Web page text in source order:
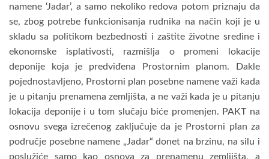
namene ‘Jadar’, a samo nekoliko redova potom priznaju da
se, zbog potrebe funkcionisanja rudnika na način koji je u
skladu sa politikom bezbednosti i zaštite životne sredine i
ekonomske isplativosti, razmišlja o promeni lokacije
deponije koja je predviđena Prostornim planom. Dakle
pojednostavljeno, Prostorni plan posebne namene važi kada
je u pitanju prenamena zemljišta, a ne važi kada je u pitanju
lokacija deponije i u tom slučaju biće promenjen. PAKT na
osnovu svega izrečenog zaključuje da je Prostorni plan za
područje posebne namene „Jadar“ donet na brzinu, na silu i
poslužiće samo kao osnova za prenamenu zemljišta, a